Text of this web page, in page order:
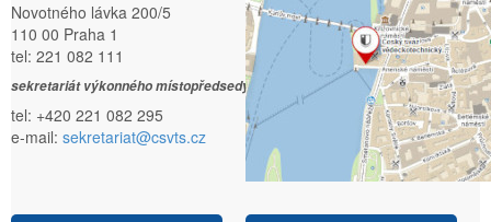
Novotného lávka 200/5
110 00 Praha 1
tel: 221 082 111
sekretariát výkonného místopředsedy:
tel: +420 221 082 295
e-mail: sekretariat@csvts.cz